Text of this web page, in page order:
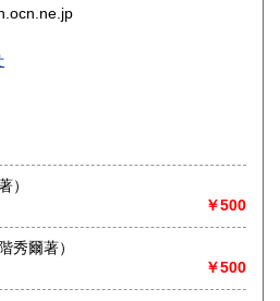
愛媛県
円 大分県 600円
600円
円
著）
￥500
高階秀爾著）
￥500